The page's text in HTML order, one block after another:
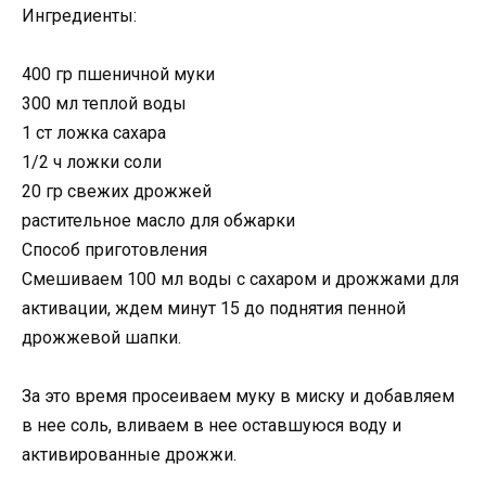
Ингредиенты:
400 гр пшеничной муки
300 мл теплой воды
1 ст ложка сахара
1/2 ч ложки соли
20 гр свежих дрожжей
растительное масло для обжарки
Способ приготовления
Смешиваем 100 мл воды с сахаром и дрожжами для
активации, ждем минут 15 до поднятия пенной
дрожжевой шапки.
За это время просеиваем муку в миску и добавляем
в нее соль, вливаем в нее оставшуюся воду и
активированные дрожжи.